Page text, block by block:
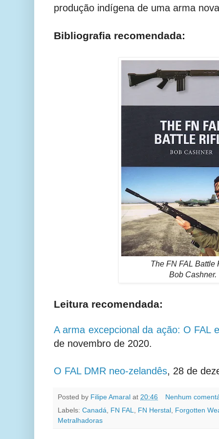
produção indígena de uma arma
Bibliografia recomendada:
The FN FAL Battle
Bob Cashner.
Leitura recomendada:
A arma excepcional da ação: O FAL
de novembro de 2020.
O FAL DMR neo-zelandês, 28 de
Posted by Filipe Amaral at 20:46
Nenhum
Labels: Canadá FN FAL FN Herstal
Forgotten
Metralhadoras